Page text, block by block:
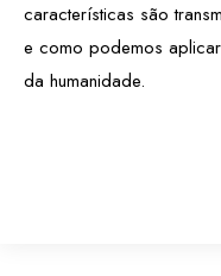
características são
e como podemos
da humanidade.